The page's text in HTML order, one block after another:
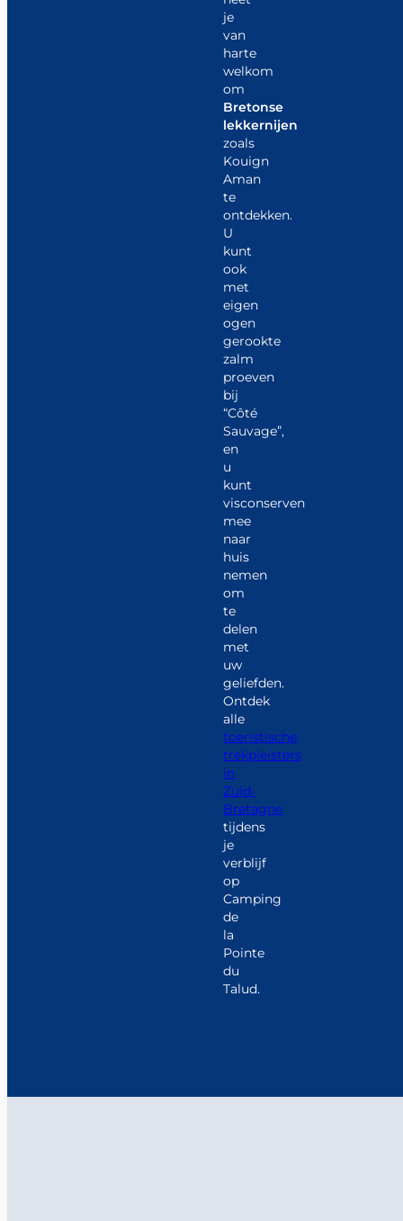
je
van
harte
welkom
om
Bretonse
lekkernijen
zoals
Kouign
Aman
te
ontdekken.
U
kunt
ook
met
eigen
ogen
gerookte
zalm
proeven
bij
“Côté
Sauvage”,
en
u
kunt
visconserven
mee
naar
huis
nemen
om
te
delen
met
uw
geliefden.
Ontdek
alle
toeristische
trekpleisters
in
Zuid-
Bretagne
tijdens
je
verblijf
op
Camping
de
la
Pointe
du
Talud.